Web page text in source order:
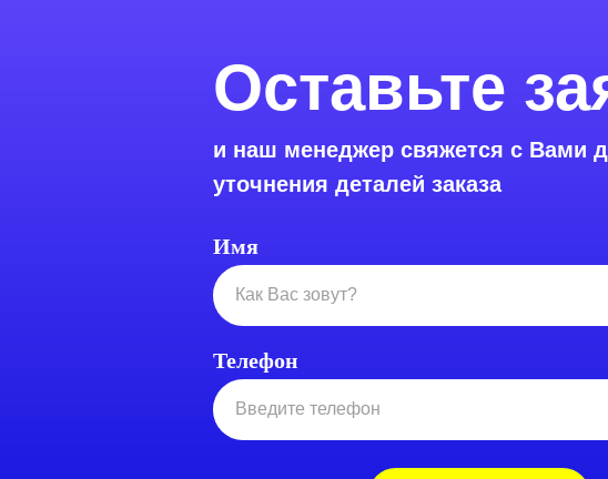
Имя
Телефон
и наш менеджер свяжется с Вами
уточнения деталей заказа
Оставьте